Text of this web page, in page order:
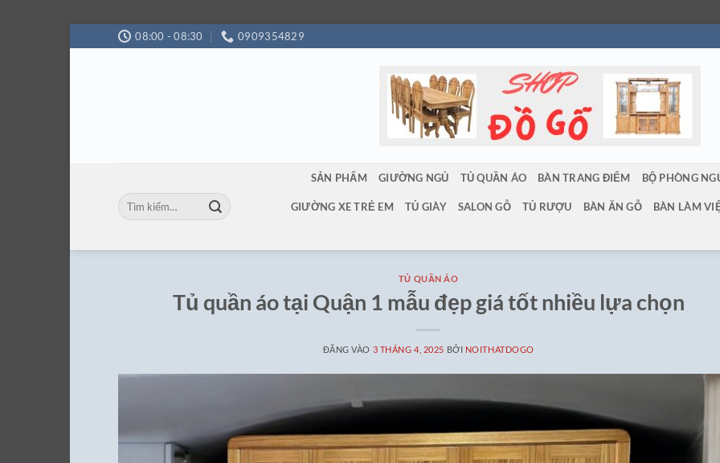
qua
08:00 - 08:30 0909354829
Tìm
kiếm:
SẢN PHẨM GIƯỜNG NGỦ TỦ QUẦN ÁO BÀN TRANG ĐIỂM BỘ PHÒNG
GIƯỜNG XE TRẺ EM TỦ GIÀY SALON GỖ TỦ RƯỢU BÀN ĂN GỖ BÀN LÀM
TỦ QUẦN ÁO
Tủ quần áo tại Quận 1 mẫu đẹp giá tốt nhiều lựa chọn
ĐĂNG VÀO 3 THÁNG 4, 2025 BỞI NOITHATDOGO